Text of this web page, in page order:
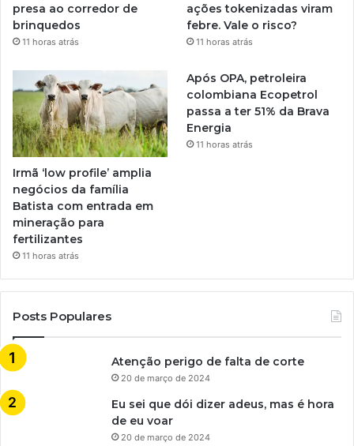
presa ao corredor de
brinquedos
11 horas atrás
ações tokenizadas viram
febre. Vale o risco?
11 horas atrás
Irmã ‘low profile’ amplia
negócios da família
Batista com entrada em
mineração para
fertilizantes
11 horas atrás
Após OPA, petroleira
colombiana Ecopetrol
passa a ter 51% da Brava
Energia
11 horas atrás
Posts Populares
Atenção perigo de falta de corte
20 de março de 2024
Eu sei que dói dizer adeus, mas é hora
de eu voar
20 de março de 2024